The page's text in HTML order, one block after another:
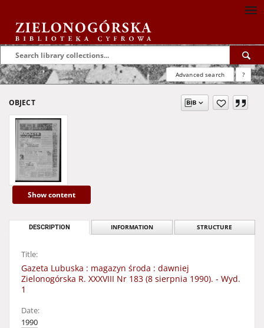
Advanced search ?
OBJECT
Show content
DESCRIPTION INFORMATION STRUCTURE
Title:
Gazeta Lubuska : magazyn środa : dawniej
Zielonogórska R. XXXVIII Nr 183 (8 sierpnia 1990). - Wyd.
1
Date:
1990